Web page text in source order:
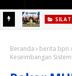
Media Bhadrika
Propinsi Riau.
Beranda berita bpn
Keseimbangan